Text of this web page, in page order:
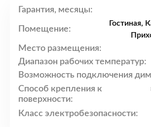
Гарантия, месяцы:
Помещение:
Гостиная,
Место размещения:
Диапазон рабочих температур:
Возможность подключения
Способ крепления к
поверхности:
Класс электробезопасности: